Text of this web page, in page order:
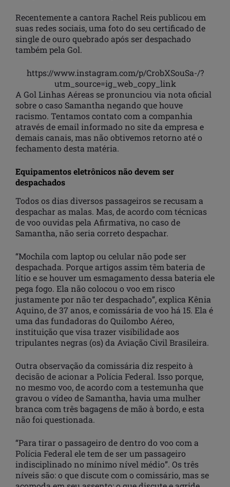
Recentemente a cantora Rachel Reis publicou em
suas redes sociais, uma foto do seu certificado de
single de ouro quebrado após ser despachado
também pela Gol.
https://www.instagram.com/p/CrobXSouSa-/?
utm_source=ig_web_copy_link
A Gol Linhas Aéreas se pronunciou via nota oficial
sobre o caso Samantha negando que houve
racismo. Tentamos contato com a companhia
através de email informado no site da empresa e
demais canais, mas não obtivemos retorno até o
fechamento desta matéria.
Equipamentos eletrônicos não devem ser
despachados
Todos os dias diversos passageiros se recusam a
despachar as malas. Mas, de acordo com técnicas
de voo ouvidas pela Afirmativa, no caso de
Samantha, não seria correto despachar.
“Mochila com laptop ou celular não pode ser
despachada. Porque artigos assim têm bateria de
lítio e se houver um esmagamento dessa bateria ele
pega fogo. Ela não colocou o voo em risco
justamente por não ter despachado”, explica Kênia
Aquino, de 37 anos, e comissária de voo há 15. Ela é
uma das fundadoras do Quilombo Aéreo,
instituição que visa trazer visibilidade aos
tripulantes negras (os) da Aviação Civil Brasileira.
Outra observação da comissária diz respeito à
decisão de acionar a Polícia Federal. Isso porque,
no mesmo voo, de acordo com a testemunha que
gravou o vídeo de Samantha, havia uma mulher
branca com três bagagens de mão à bordo, e esta
não foi questionada.
“Para tirar o passageiro de dentro do voo com a
Polícia Federal ele tem de ser um passageiro
indisciplinado no mínimo nível médio”. Os três
níveis são: o que discute com o comissário, mas se